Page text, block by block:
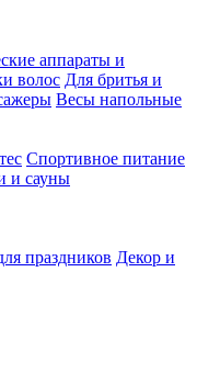
аппараты и
волос Для бритья и
Весы напольные
Спортивное питание
и сауны
праздников Декор и